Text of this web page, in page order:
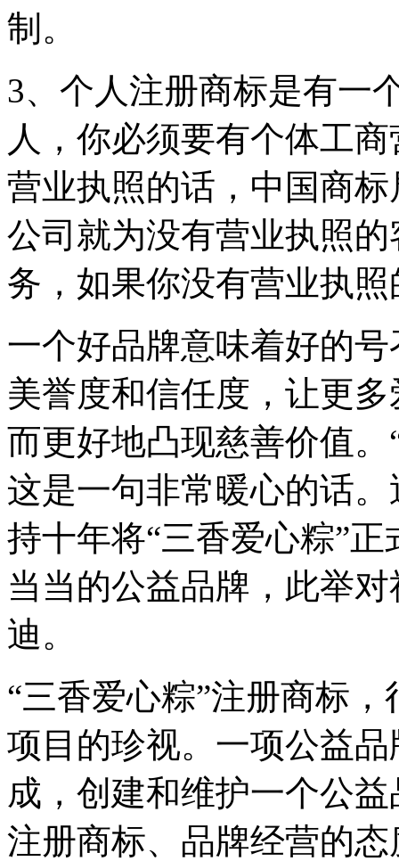
制。
3、个人注册商标是有一
人，你必须要有个体工
营业执照的话，中国商
公司就为没有营业执照
务，如果你没有营业执
一个好品牌意味着好的
美誉度和信任度，让更
而更好地凸现慈善价值
这是一句非常暖心的话
持十年将“三香爱心粽”
当当的公益品牌，此举
迪。
“三香爱心粽”注册商标
项目的珍视。一项公益
成，创建和维护一个公
注册商标、品牌经营的